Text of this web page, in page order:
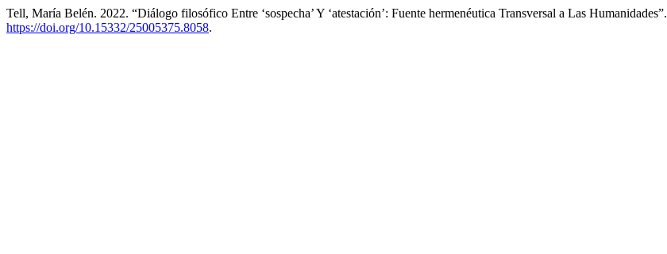
Tell, María Belén. 2022. “Diálogo filosófico Entre ‘sospecha’ Y ‘atestación’: Fuente hermenéutica Transversal a Las Humanidades”.
https://doi.org/10.15332/25005375.8058.